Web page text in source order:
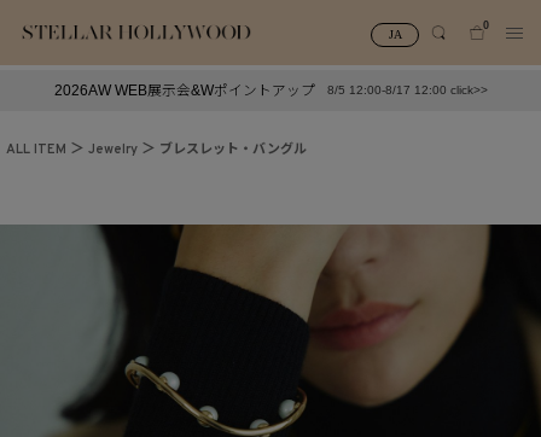
JA
0
#スタッフイチ押し（通勤パールアクセ） ＃写真映えアクセ
2026AW WEB展示会&Wポイントアップ 8/5 12:00-8/17 12:00 click>>
ALL ITEM Jewelry ブレスレット・バングル